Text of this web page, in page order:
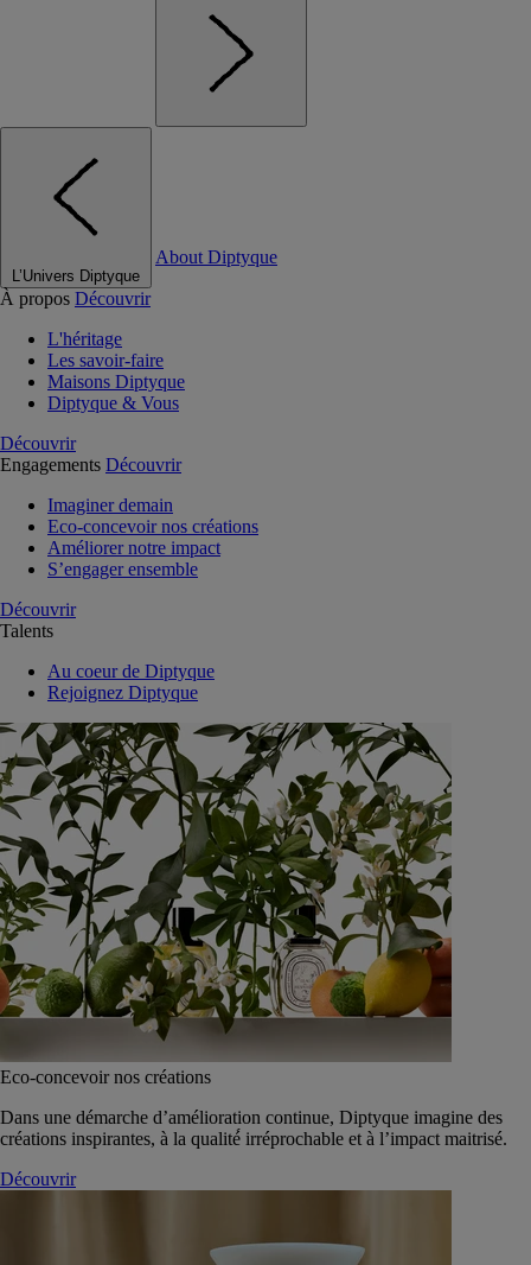
L’Univers Diptyque
About Diptyque
À propos Découvrir
L'héritage
Les savoir-faire
Maisons Diptyque
Diptyque & Vous
Découvrir
Engagements Découvrir
Imaginer demain
Eco-concevoir nos créations
Améliorer notre impact
S’engager ensemble
Découvrir
Talents
Au coeur de Diptyque
Rejoignez Diptyque
Eco-concevoir nos créations
Dans une démarche d’amélioration continue, Diptyque imagine des
créations inspirantes, à la qualité́ irréprochable et à l’impact maitrisé.
Découvrir